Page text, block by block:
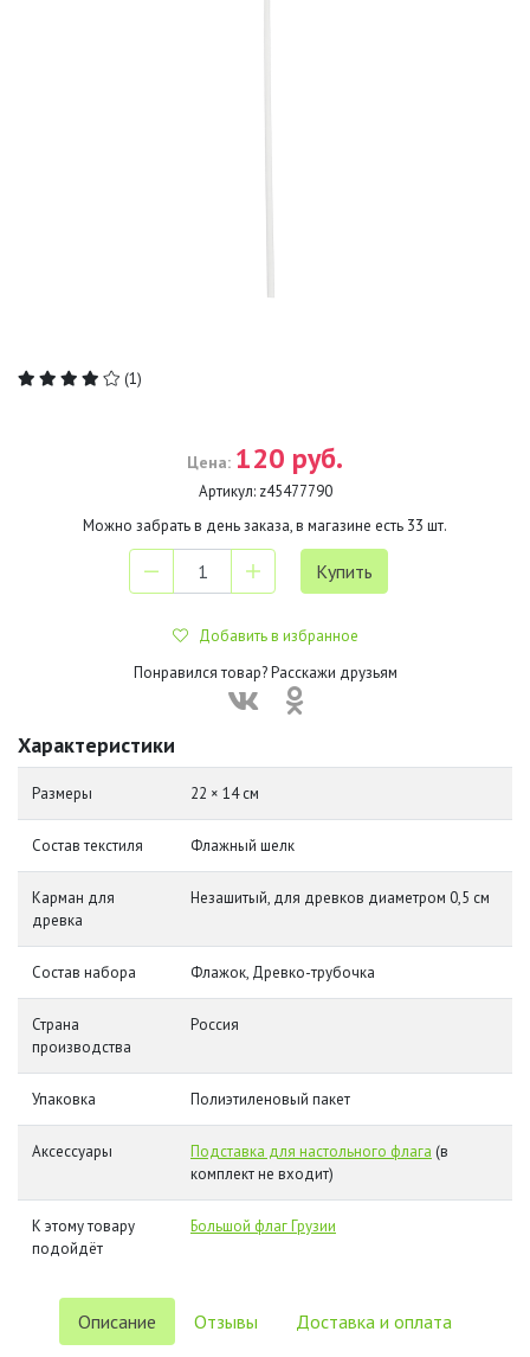
(1)
Цена: 120 руб.
Артикул: z45477790
Можно забрать в день заказа, в магазине есть 33 шт.
Добавить в избранное
Понравился товар? Расскажи друзьям
Характеристики
Размеры 22 × 14 см
Состав текстиля Флажный шелк
Карман для
древка
Незашитый, для древков диаметром 0,5 см
Состав набора Флажок, Древко-трубочка
Страна
производства
Россия
Упаковка Полиэтиленовый пакет
Аксессуары Подставка для настольного флага (в
комплект не входит)
К этому товару
подойдёт
Большой флаг Грузии
Описание Отзывы Доставка и оплата